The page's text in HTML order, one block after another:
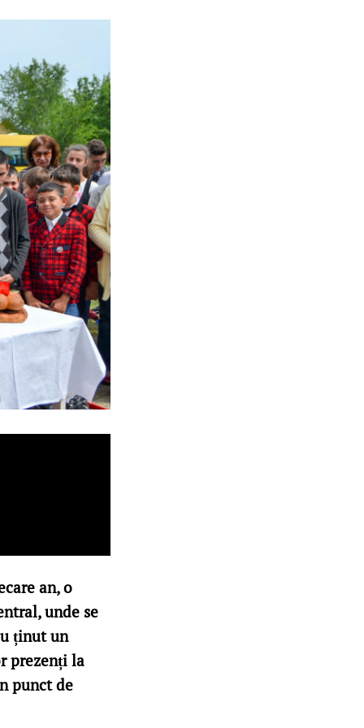
an, o
unde se
ținut un
prezenți la
punct de